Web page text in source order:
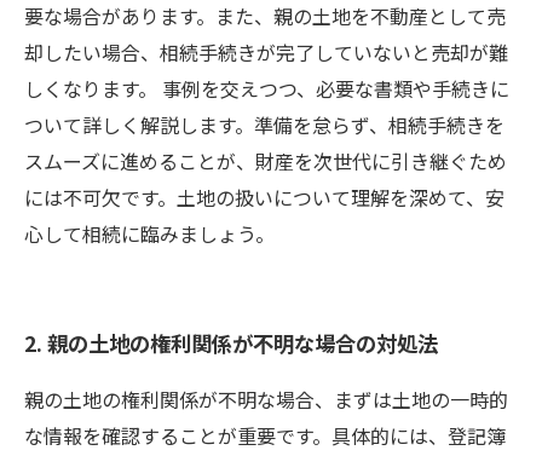
要な場合があります。また、親の土地を不動産として売
却したい場合、相続手続きが完了していないと売却が難
しくなります。 事例を交えつつ、必要な書類や手続きに
ついて詳しく解説します。準備を怠らず、相続手続きを
スムーズに進めることが、財産を次世代に引き継ぐため
には不可欠です。土地の扱いについて理解を深めて、安
心して相続に臨みましょう。
2. 親の土地の権利関係が不明な場合の対処法
親の土地の権利関係が不明な場合、まずは土地の一時的
な情報を確認することが重要です。具体的には、登記簿